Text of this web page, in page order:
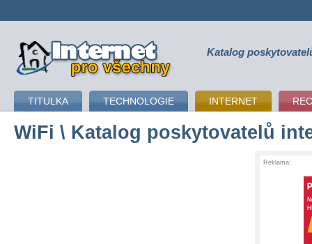
připojení k internetu Katalog
TITULKA TECHNOLOGIE INTERNET
WiFi \ Katalog poskytovatelů
Reklama: